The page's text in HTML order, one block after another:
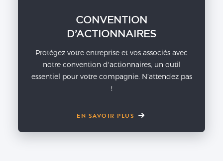
CONVENTION
D’ACTIONNAIRES
Protégez votre entreprise et vos associés avec
notre convention d'actionnaires, un outil
essentiel pour votre compagnie. N’attendez pas
!
EN SAVOIR PLUS